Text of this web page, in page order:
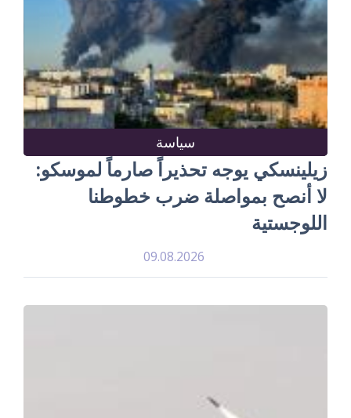
سياسة
زيلينسكي يوجه تحذيراً صارماً لموسكو:
لا أنصح بمواصلة ضرب خطوطنا
اللوجستية
09.08.2026